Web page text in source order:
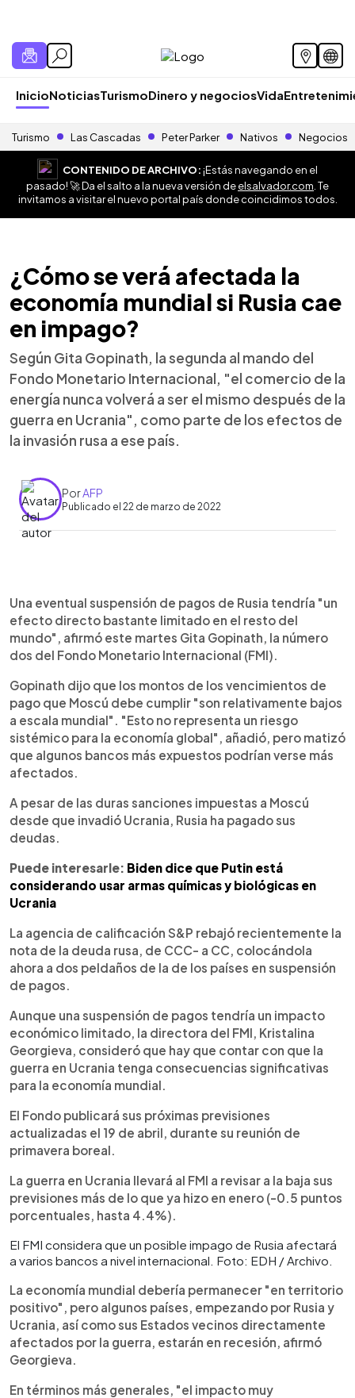
InicioNoticiasTurismoDinero y negociosVida
Turismo Las Cascadas Peter Parker Nativos Negocios
CONTENIDO DE ARCHIVO:¡Estás navegando en el
pasado! 🚀 Da el salto a la nueva versión deelsalvador.com . Te
invitamos a visitar el nuevo portal país donde coincidimos todos.
¿Cómo se verá afectada la
economía mundial si Rusia cae
en impago?
Según Gita Gopinath, la segunda al mando del
Fondo Monetario Internacional, "el comercio de la
energía nunca volverá a ser el mismo después de la
guerra en Ucrania", como parte de los efectos de
la invasión rusa a ese país.
PorAFP
Publicado el 22 de marzo de 2022
Escuchar artículo
Una eventual suspensión de pagos de Rusia tendría "un
efecto directo bastante limitado en el resto del
mundo", afirmó este martes Gita Gopinath, la número
dos del Fondo Monetario Internacional (FMI).
Gopinath dijo que los montos de los vencimientos de
pago que Moscú debe cumplir "son relativamente bajos
a escala mundial". "Esto no representa un riesgo
sistémico para la economía global", añadió, pero matizó
que algunos bancos más expuestos podrían verse más
afectados.
A pesar de las duras sanciones impuestas a Moscú
desde que invadió Ucrania, Rusia ha pagado sus
deudas.
Puede interesarle: Biden dice que Putin está
considerando usar armas químicas y biológicas en
Ucrania
La agencia de calificación S&P rebajó recientemente la
nota de la deuda rusa, de CCC- a CC, colocándola
ahora a dos peldaños de la de los países en suspensión
de pagos.
Aunque una suspensión de pagos tendría un impacto
económico limitado, la directora del FMI, Kristalina
Georgieva, consideró que hay que contar con que la
guerra en Ucrania tenga consecuencias significativas
para la economía mundial.
El Fondo publicará sus próximas previsiones
actualizadas el 19 de abril, durante su reunión de
primavera boreal.
La guerra en Ucrania llevará al FMI a revisar a la baja sus
previsiones más de lo que ya hizo en enero (-0.5 puntos
porcentuales, hasta 4.4%).
El FMI considera que un posible impago de Rusia afectará
a varios bancos a nivel internacional. Foto: EDH / Archivo.
La economía mundial debería permanecer "en territorio
positivo", pero algunos países, empezando por Rusia y
Ucrania, así como sus Estados vecinos directamente
afectados por la guerra, estarán en recesión, afirmó
Georgieva.
En términos más generales, "el impacto muy